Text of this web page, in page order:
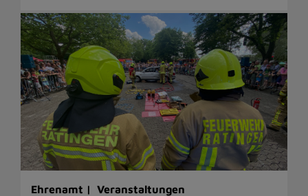
Ehrenamt | Veranstaltungen